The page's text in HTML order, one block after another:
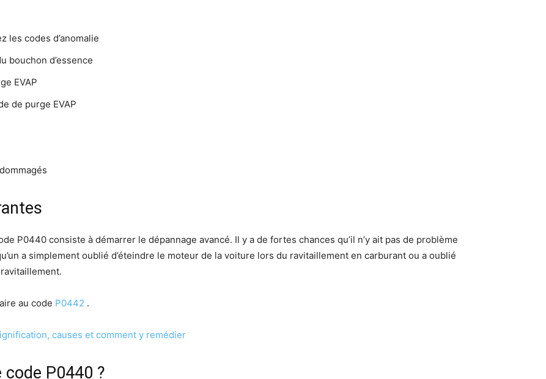
les codes d’anomalie
bouchon d’essence
EVAP
de purge EVAP
P0440 consiste à démarrer le dépannage avancé. Il y a de fortes chances qu’il n’y ait pas de problème
a simplement oublié d’éteindre le moteur de la voiture lors du ravitaillement en carburant ou a oublié
au code P0442 .
causes et comment y remédier
P0440 ?